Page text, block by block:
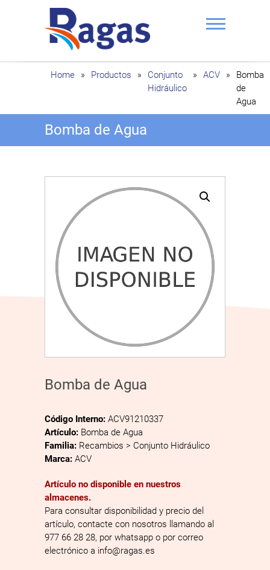
Ragas
Home » Productos »
Conjunto
Hidráulico
» ACV »
Bomba
de
Agua
Bomba de Agua
Bomba de Agua
Código Interno: ACV91210337
Artículo: Bomba de Agua
Familia: Recambios > Conjunto Hidráulico
Marca: ACV
Artículo no disponible en nuestros
almacenes.
Para consultar disponibilidad y precio del
artículo, contacte con nosotros llamando al
977 66 28 28, por whatsapp o por correo
electrónico a info@ragas.es